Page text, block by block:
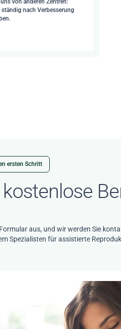
nach Verbesserung
ersten Schritt
aus, und wir werden Sie
Spezialisten für assistierte